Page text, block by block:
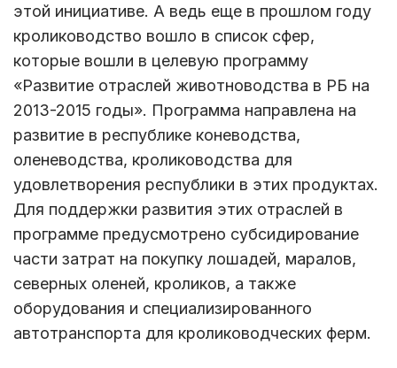
этой инициативе. А ведь еще в прошлом году
кролиководство вошло в список сфер,
которые вошли в целевую программу
«Развитие отраслей животноводства в РБ на
2013-2015 годы». Программа направлена на
развитие в республике коневодства,
оленеводства, кролиководства для
удовлетворения республики в этих продуктах.
Для поддержки развития этих отраслей в
программе предусмотрено субсидирование
части затрат на покупку лошадей, маралов,
северных оленей, кроликов, а также
оборудования и специализированного
автотранспорта для кролиководческих ферм.